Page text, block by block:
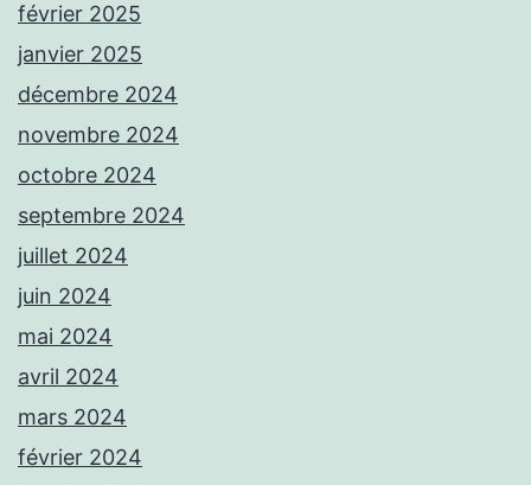
février 2025
janvier 2025
décembre 2024
novembre 2024
octobre 2024
septembre 2024
juillet 2024
juin 2024
mai 2024
avril 2024
mars 2024
février 2024